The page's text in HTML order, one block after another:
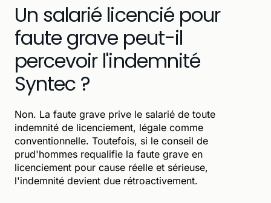
Un salarié licencié pour
faute grave peut-il
percevoir l'indemnité
Syntec ?
Non. La faute grave prive le salarié de toute
indemnité de licenciement, légale comme
conventionnelle. Toutefois, si le conseil de
prud'hommes requalifie la faute grave en
licenciement pour cause réelle et sérieuse,
l'indemnité devient due rétroactivement.